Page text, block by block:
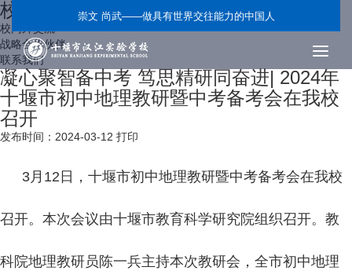
崇文 尚武——做具有世界交往能力的中国人
校内外交流
校内外交流
战略合作伙伴
联系我们
凝心聚智备中考 笃思精研同奋进| 2024年
十堰市初中地理教研暨中考备考会在我校
召开
发布时间：2024-03-12 打印
3月12日，十堰市初中地理教研暨中考备考会在我校
召开。本次会议由十堰市教育科学研究院组织召开。教
科院地理教研员陈一兵主持本次教研会，全市初中地理